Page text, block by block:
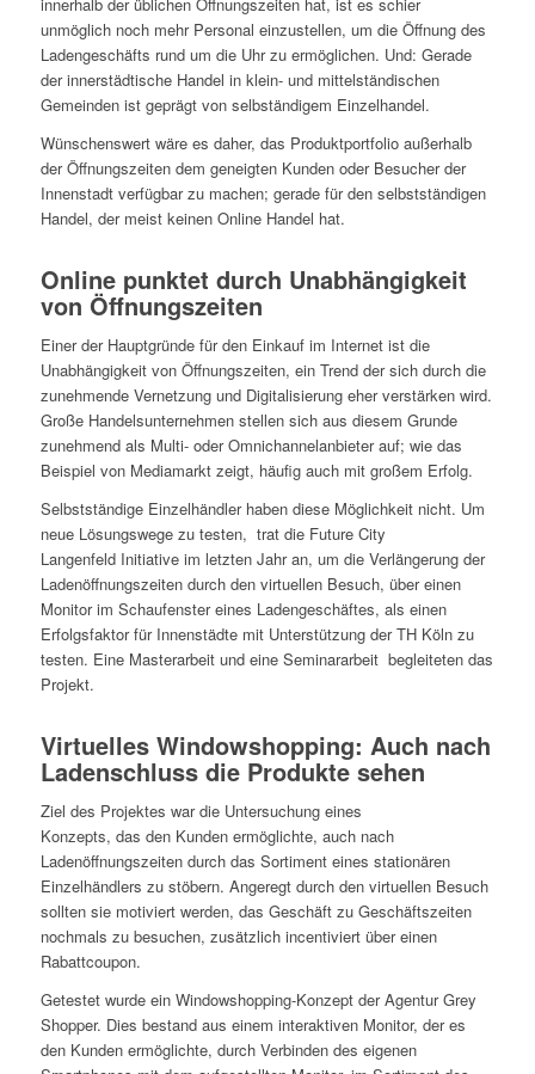
unmöglich noch mehr Personal einzustellen, um die Öffnung des
Ladengeschäfts rund um die Uhr zu ermöglichen. Und: Gerade
der innerstädtische Handel in klein- und mittelständischen
Gemeinden ist geprägt von selbständigem Einzelhandel.
Wünschenswert wäre es daher, das Produktportfolio außerhalb
der Öffnungszeiten dem geneigten Kunden oder Besucher der
Innenstadt verfügbar zu machen; gerade für den selbstständigen
Handel, der meist keinen Online Handel hat.
Online punktet durch Unabhängigkeit
von Öffnungszeiten
Einer der Hauptgründe für den Einkauf im Internet ist die
Unabhängigkeit von Öffnungszeiten, ein Trend der sich durch die
zunehmende Vernetzung und Digitalisierung eher verstärken wird.
Große Handelsunternehmen stellen sich aus diesem Grunde
zunehmend als Multi- oder Omnichannelanbieter auf; wie das
Beispiel von Mediamarkt zeigt, häufig auch mit großem Erfolg.
Selbstständige Einzelhändler haben diese Möglichkeit nicht. Um
neue Lösungswege zu testen, trat die Future City
Langenfeld Initiative im letzten Jahr an, um die Verlängerung der
Ladenöffnungszeiten durch den virtuellen Besuch, über einen
Monitor im Schaufenster eines Ladengeschäftes, als einen
Erfolgsfaktor für Innenstädte mit Unterstützung der TH Köln zu
testen. Eine Masterarbeit und eine Seminararbeit begleiteten das
Projekt.
Virtuelles Windowshopping: Auch nach
Ladenschluss die Produkte sehen
Ziel des Projektes war die Untersuchung eines
Konzepts, das den Kunden ermöglichte, auch nach
Ladenöffnungszeiten durch das Sortiment eines stationären
Einzelhändlers zu stöbern. Angeregt durch den virtuellen Besuch
sollten sie motiviert werden, das Geschäft zu Geschäftszeiten
nochmals zu besuchen, zusätzlich incentiviert über einen
Rabattcoupon.
Getestet wurde ein Windowshopping-Konzept der Agentur Grey
Shopper. Dies bestand aus einem interaktiven Monitor, der es
den Kunden ermöglichte, durch Verbinden des eigenen